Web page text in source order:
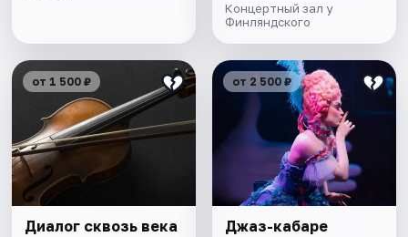
Концертный зал у
Финляндского
от 1 500 ₽
Диалог сквозь века
от 2 500 ₽
Джаз-кабаре